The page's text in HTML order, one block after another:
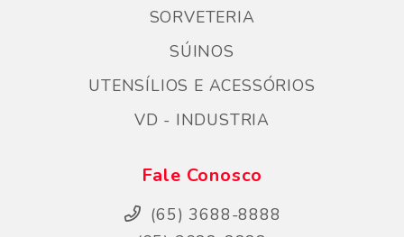
SORVETERIA
SÚINOS
UTENSÍLIOS E ACESSÓRIOS
VD - INDUSTRIA
Fale Conosco
(65) 3688-8888